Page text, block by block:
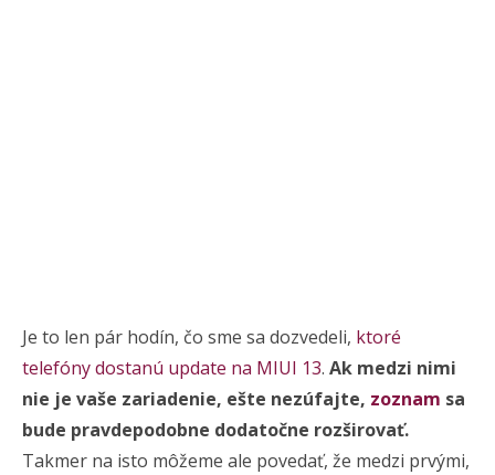
Je to len pár hodín, čo sme sa dozvedeli, ktoré
telefóny dostanú update na MIUI 13. Ak medzi nimi
nie je vaše zariadenie, ešte nezúfajte, zoznam sa
bude pravdepodobne dodatočne rozširovať.
Takmer na isto môžeme ale povedať, že medzi prvými,